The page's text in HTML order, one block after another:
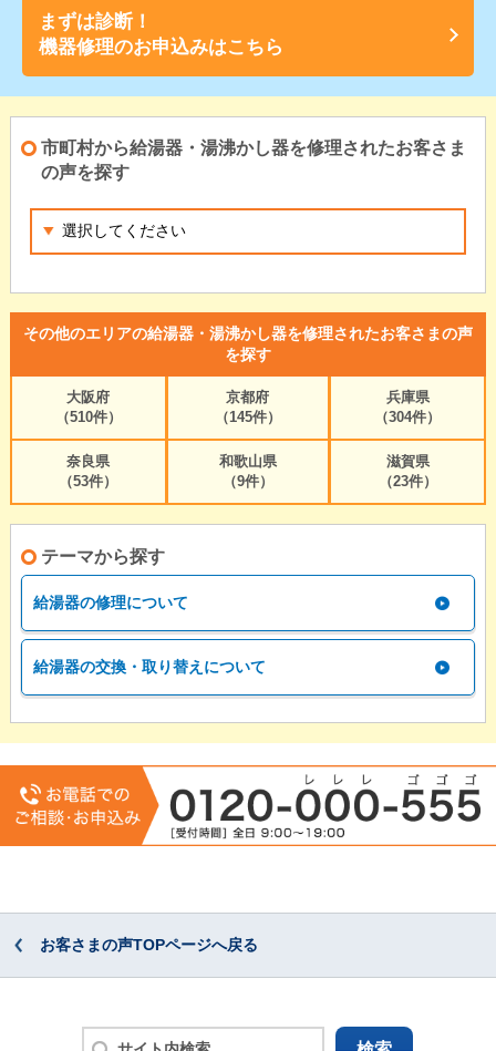
まずは診断！
機器修理のお申込みはこちら
市町村から給湯器・湯沸かし器を修理されたお客さま
の声を探す
その他のエリアの給湯器・湯沸かし器を修理されたお客さまの声
を探す
大阪府
（510件）
京都府
（145件）
兵庫県
（304件）
奈良県
（53件）
和歌山県
（9件）
滋賀県
（23件）
テーマから探す
給湯器の修理について
給湯器の交換・取り替えについて
お客さまの声TOPページへ戻る